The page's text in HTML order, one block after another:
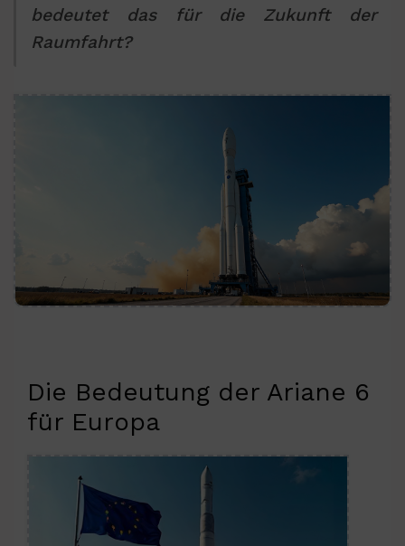
bedeutet das für die Zukunft der
Raumfahrt?
Die Bedeutung der Ariane 6
für Europa